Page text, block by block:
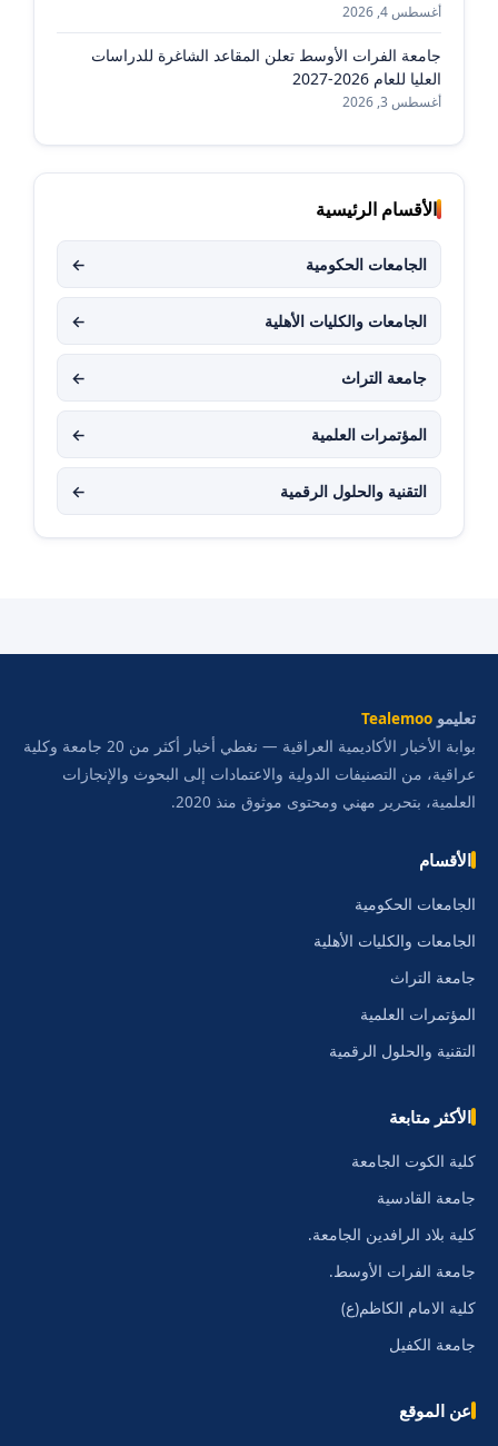
أغسطس 4, 2026
جامعة الفرات الأوسط تعلن المقاعد الشاغرة للدراسات
العليا للعام 2026-2027
أغسطس 3, 2026
الأقسام الرئيسية
الجامعات الحكومية ←
الجامعات والكليات الأهلية ←
جامعة التراث ←
المؤتمرات العلمية ←
التقنية والحلول الرقمية ←
تعليمو Tealemoo
بوابة الأخبار الأكاديمية العراقية — نغطي أخبار أكثر من 20 جامعة وكلية
عراقية، من التصنيفات الدولية والاعتمادات إلى البحوث والإنجازات
العلمية، بتحرير مهني ومحتوى موثوق منذ 2020.
الأقسام
الجامعات الحكومية
الجامعات والكليات الأهلية
جامعة التراث
المؤتمرات العلمية
التقنية والحلول الرقمية
الأكثر متابعة
كلية الكوت الجامعة
جامعة القادسية
كلية بلاد الرافدين الجامعة.
جامعة الفرات الأوسط.
كلية الامام الكاظم(ع)
جامعة الكفيل
عن الموقع